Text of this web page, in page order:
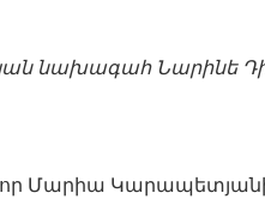
նախագահ Նարինե
Մարիա